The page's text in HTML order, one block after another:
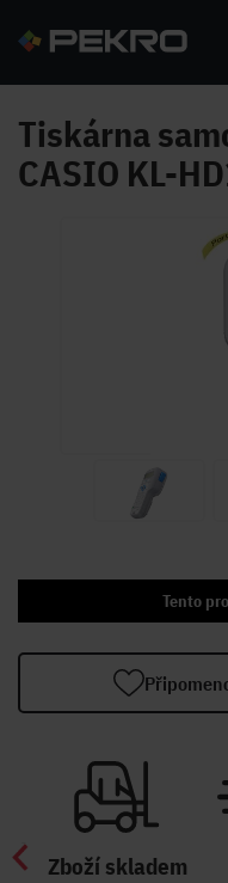
Tiskárna
CASIO KL-
Tento
Zboží skladem